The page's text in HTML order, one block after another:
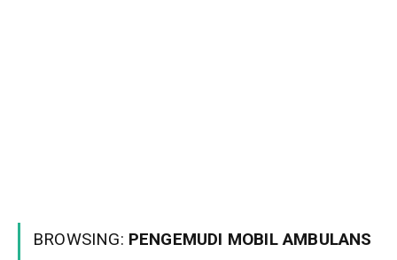
BROWSING: PENGEMUDI MOBIL AMBULANS